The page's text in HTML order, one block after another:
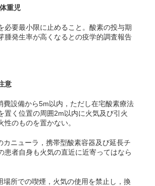
重児
必要最小限に止めること。酸素の投与期
腫発生率が高くなるとの疫学的調査報告
意
設備から5m以内，ただし在宅酸素療法
置く位置の周囲2m以内に火気及び引火
性のものを置かない。
ニューラ，携帯型酸素容器及び延長チ
患者自身も火気の直近に近寄ってはなら
所での喫煙，火気の使用を禁止し，換